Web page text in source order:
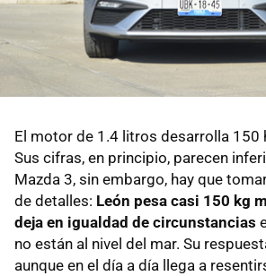
El motor de 1.4 litros desarrolla 150
Sus cifras, en principio, parecen
Mazda 3, sin embargo, hay que
de detalles: León pesa casi 150 kg
deja en igualdad de circunstancias
no están al nivel del mar. Su
aunque en el día a día llega a